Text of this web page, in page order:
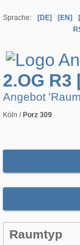
Sprache: [DE] [EN]
2.OG R3
Angebot
Köln / Porz 309
Raumtyp